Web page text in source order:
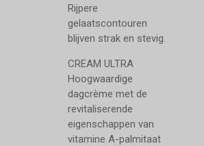
Rijpere
gelaatscontouren
blijven strak en stevig.
CREAM ULTRA
Hoogwaardige
dagcrème met de
revitaliserende
eigenschappen van
vitamine A-palmitaat